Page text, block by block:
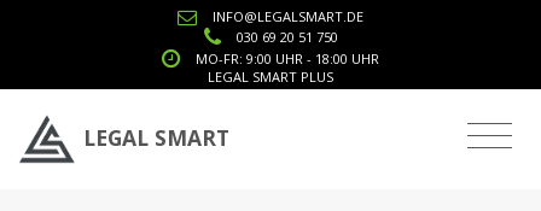
INFO@LEGALSMART.DE
030 69 20 51 750
MO-FR: 9:00 UHR - 18:00 UHR
LEGAL SMART PLUS
LEGAL SMART
Tag: Datenverarbeitung